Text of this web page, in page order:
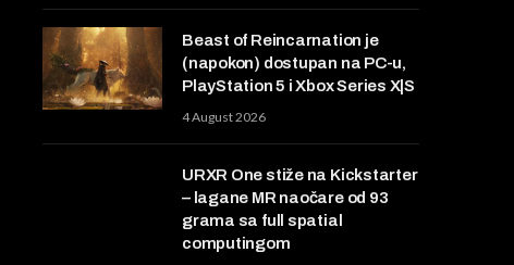
Beast of Reincarnation je
(napokon) dostupan na PC-u,
PlayStation 5 i Xbox Series X|S
4 August 2026
URXR One stiže na Kickstarter
– lagane MR naočare od 93
grama sa full spatial
computingom